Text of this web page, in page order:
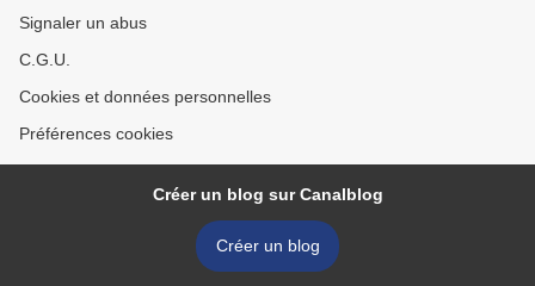
Signaler un abus
C.G.U.
Cookies et données personnelles
Préférences cookies
Créer un blog sur Canalblog
Créer un blog